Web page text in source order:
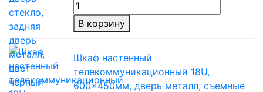
В корзину
Шкаф настенный
телекоммуникационный 18U,
600×450мм, дверь металл, съемные